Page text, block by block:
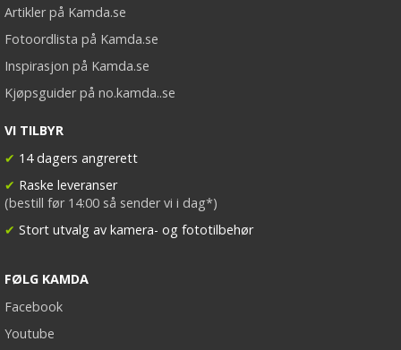
Artikler på Kamda.se
Fotoordlista på Kamda.se
Inspirasjon på Kamda.se
Kjøpsguider på no.kamda..se
VI TILBYR
✔ 14 dagers angrerett
✔ Raske leveranser
(bestill før 14:00 så sender vi i dag*)
✔ Stort utvalg av kamera- og fototilbehør
FØLG KAMDA
Facebook
Youtube